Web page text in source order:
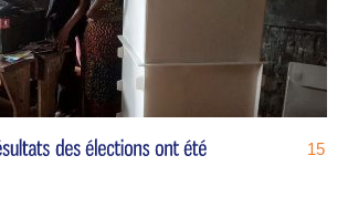
15